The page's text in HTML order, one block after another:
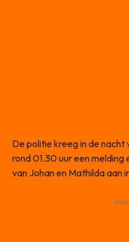
De politie kreeg in de
rond 01.30 uur een
van Johan en Mathilda aan
-